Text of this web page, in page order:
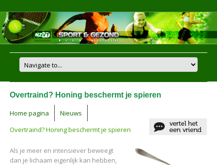
Overtraind? Honing beschermt je spieren
Home pagina
Nieuws
Overtraind? Honing beschermt je spieren
Als je meer en intensiever beweegt
dan je lichaam eigenlijk kan hebben,